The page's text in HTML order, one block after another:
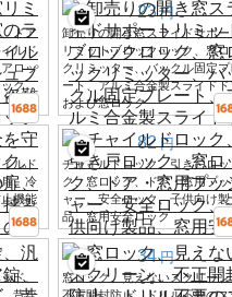
ドア
ルド
ロッ
ク
23 円
卸売りの開き窓スライドサポー
リミットブロックロック、窓ロ
クリミッター、バックル固定プ
ート、アルミ合金製スライドド
および窓ロック
ルド
、冷
機能
82 円
チャイルドロック、引き戸ロッ
ク、窓ロック、ドア・窓用プッ
ャー、安全ロック、子供向け製
品、窓用安全ロック
ド、
34 円
窓ロック、見えないスクリーン